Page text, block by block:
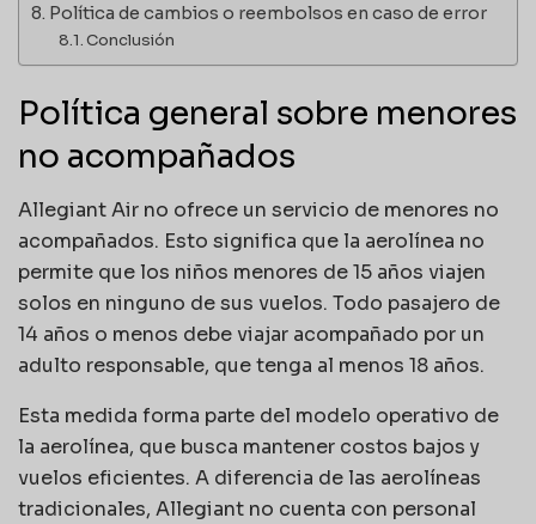
Política de cambios o reembolsos en caso de error
Conclusión
Política general sobre menores
no acompañados
Allegiant Air no ofrece un servicio de menores no
acompañados. Esto significa que la aerolínea no
permite que los niños menores de 15 años viajen
solos en ninguno de sus vuelos. Todo pasajero de
14 años o menos debe viajar acompañado por un
adulto responsable, que tenga al menos 18 años.
Esta medida forma parte del modelo operativo de
la aerolínea, que busca mantener costos bajos y
vuelos eficientes. A diferencia de las aerolíneas
tradicionales, Allegiant no cuenta con personal